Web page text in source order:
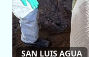
SAN LUIS AGUA